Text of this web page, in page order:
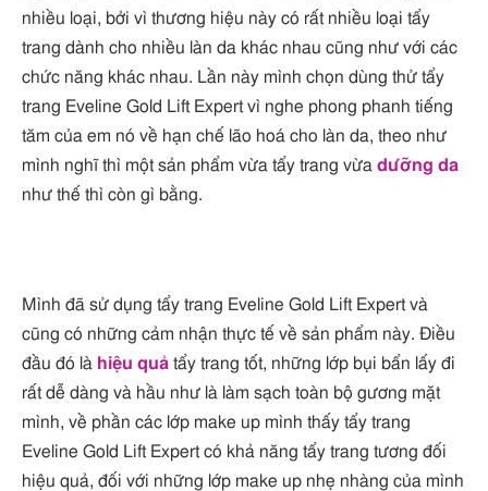
nhiều loại, bởi vì thương hiệu này có rất nhiều loại tẩy
trang dành cho nhiều làn da khác nhau cũng như với các
chức năng khác nhau. Lần này mình chọn dùng thử tẩy
trang Eveline Gold Lift Expert vì nghe phong phanh tiếng
tăm của em nó về hạn chế lão hoá cho làn da, theo như
mình nghĩ thì một sản phẩm vừa tẩy trang vừa dưỡng da
như thế thì còn gì bằng.
Mình đã sử dụng tẩy trang Eveline Gold Lift Expert và
cũng có những cảm nhận thực tế về sản phẩm này. Điều
đầu đó là hiệu quả tẩy trang tốt, những lớp bụi bẩn lấy đi
rất dễ dàng và hầu như là làm sạch toàn bộ gương mặt
mình, về phần các lớp make up mình thấy tẩy trang
Eveline Gold Lift Expert có khả năng tẩy trang tương đối
hiệu quả, đối với những lớp make up nhẹ nhàng của mình